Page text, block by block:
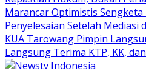
Marancar Optimistis
Penyelesaian Setelah Mediasi
KUA Tarowang Pimpin
Langsung Terima KTP, KK,